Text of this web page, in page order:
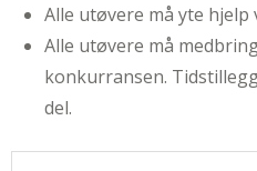
Alle utøvere må yte hjelp
Alle utøvere må
konkurransen.
del.